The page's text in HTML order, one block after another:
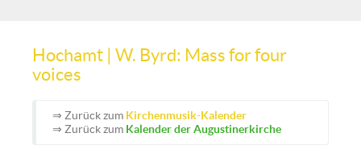
Hochamt | W. Byrd: Mass for four
voices
⇒ Zurück zum Kirchenmusik-Kalender
⇒ Zurück zum Kalender der Augustinerkirche